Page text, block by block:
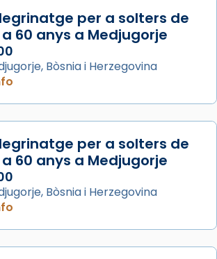
de Barcelona
santes Juliana i
la història de sant Cugat, a
Mitjana sorgeix la tradició
Juliana (“relatiu a Júlia”) i
(“relatiu a Semprònia =
seves. I l’any 1667, el
Roig, afirma en una obra
són filles de l’antiga Iluro.
les relíq
per a solters de
60 anys a Medjugorje
Bòsnia i Herzegovina
per a solters de
60 anys a Medjugorje
Bòsnia i Herzegovina